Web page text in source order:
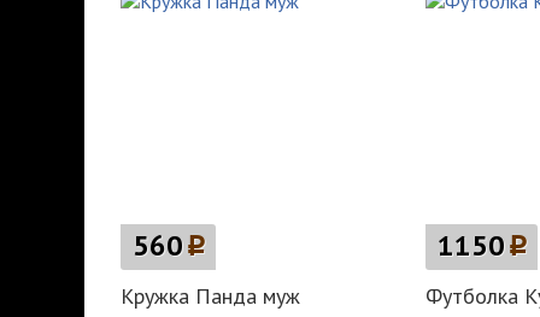
560p
Кружка Панда муж
1150p
Футболка